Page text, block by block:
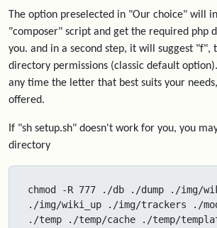
The option preselected in "Our choice" will
"composer" script and get the required php
you. and in a second step, it will suggest "f",
directory permissions (classic default
any time the letter that best suits your
offered.
If "sh setup.sh" doesn't work for you, you
directory
chmod -R 777 ./db ./dump ./img/
./img/wiki_up ./img/trackers ./
./temp ./temp/cache ./temp/